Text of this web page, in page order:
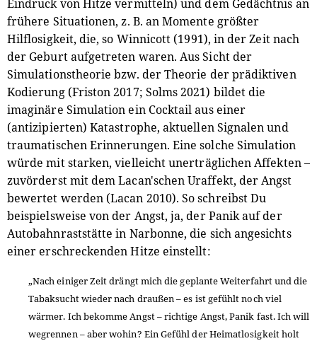
Eindruck von Hitze vermitteln) und dem Gedächtnis an
frühere Situationen, z. B. an Momente größter
Hilflosigkeit, die, so Winnicott (1991), in der Zeit nach
der Geburt aufgetreten waren. Aus Sicht der
Simulationstheorie bzw. der Theorie der prädiktiven
Kodierung (Friston 2017; Solms 2021) bildet die
imaginäre Simulation ein Cocktail aus einer
(antizipierten) Katastrophe, aktuellen Signalen und
traumatischen Erinnerungen. Eine solche Simulation
würde mit starken, vielleicht unerträglichen Affekten –
zuvörderst mit dem Lacan'schen Uraffekt, der Angst
bewertet werden (Lacan 2010). So schreibst Du
beispielsweise von der Angst, ja, der Panik auf der
Autobahnraststätte in Narbonne, die sich angesichts
einer erschreckenden Hitze einstellt:
„Nach einiger Zeit drängt mich die geplante Weiterfahrt und die
Tabaksucht wieder nach draußen – es ist gefühlt noch viel
wärmer. Ich bekomme Angst – richtige Angst, Panik fast. Ich will
wegrennen – aber wohin? Ein Gefühl der Heimatlosigkeit holt